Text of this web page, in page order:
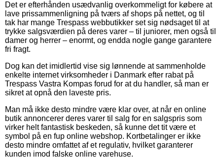
Det er efterhånden usædvanlig overkommeligt for købere at
lave prissammenligning på tværs af shops på nettet, og til
tak har mange Trespass webbutikker set sig nødsaget til at
trykke salgsværdien på deres varer – til juniorer, men også til
damer og herrer – enormt, og endda nogle gange garantere
fri fragt.
Dog kan det imidlertid vise sig lønnende at sammenholde
enkelte internet virksomheder i Danmark efter rabat på
Trespass Vastra Kompas forud for at du handler, så man er
sikret at opnå den laveste pris.
Man må ikke desto mindre være klar over, at når en online
butik annoncerer deres varer til salg for en salgspris som
virker helt fantastisk beskeden, så kunne det tit være et
symbol på en fup online webshop. Kortbetalinger er ikke
desto mindre omfattet af et regulativ, hvilket garanterer
kunden imod falske online varehuse.